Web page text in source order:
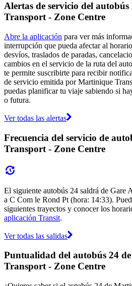
Alertas de servicio del
Transport - Zone Centre
Abre la aplicación para ver más
interrupción que pueda afectar al
desvíos, traslados de paradas,
cambios en el servicio de la ruta del
te permite suscribirte para recibir
de servicio emitida por Martinique
puedas planificar tu viaje sabiendo si
o futura.
Ver todas las alertas
Frecuencia del servicio de
Transport - Zone Centre
El siguiente autobús 24 saldrá de Gare
a C Com le Rond Pt (hora: 14:33).
siguientes trayectos y conocer los
aplicación Transit.
Ver todas las salidas
Puntualidad del autobús 24
Transport - Zone Centre